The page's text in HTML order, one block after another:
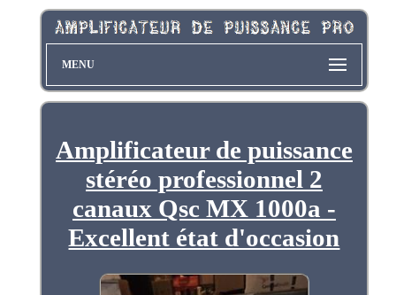
MENU
Amplificateur de puissance
stéréo professionnel 2
canaux Qsc MX 1000a -
Excellent état d'occasion